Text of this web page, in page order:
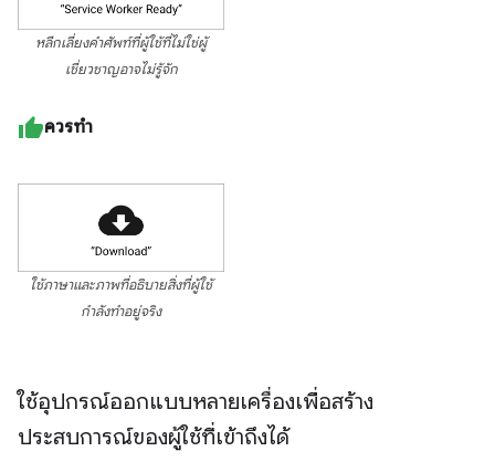
หลีกเลี่ยงคำศัพท์ที่ผู้ใช้ที่ไม่ใช่ผู้
เชี่ยวชาญอาจไม่รู้จัก
ควรทำ
ใช้ภาษาและภาพที่อธิบายสิ่งที่ผู้ใช้
กำลังทำอยู่จริง
ใช้อุปกรณ์ออกแบบหลายเครื่องเพื่อสร้าง
ประสบการณ์ของผู้ใช้ที่เข้าถึงได้